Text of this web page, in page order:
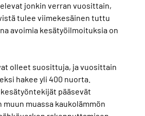
jonkin verran vuosittain,
tulee viimekesäinen tuttu
avoimia kesätyöilmoituksia on
olleet suosittuja, ja vuosittain
hakee yli 400 nuorta.
pääsevät
muassa kaukolämmön